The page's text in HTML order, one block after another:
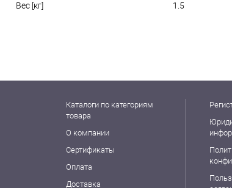
Вес [кг]
1.5
Каталоги по категориям
товара
О компании
Сертификаты
Оплата
Доставка